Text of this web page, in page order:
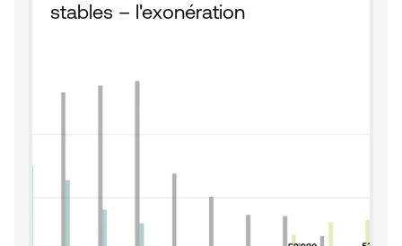
stables – l'exonération